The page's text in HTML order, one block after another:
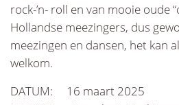
rock-’n- roll en van mooie oude
Hollandse meezingers, dus
meezingen en dansen, het kan
welkom.
DATUM: 16 maart 2025